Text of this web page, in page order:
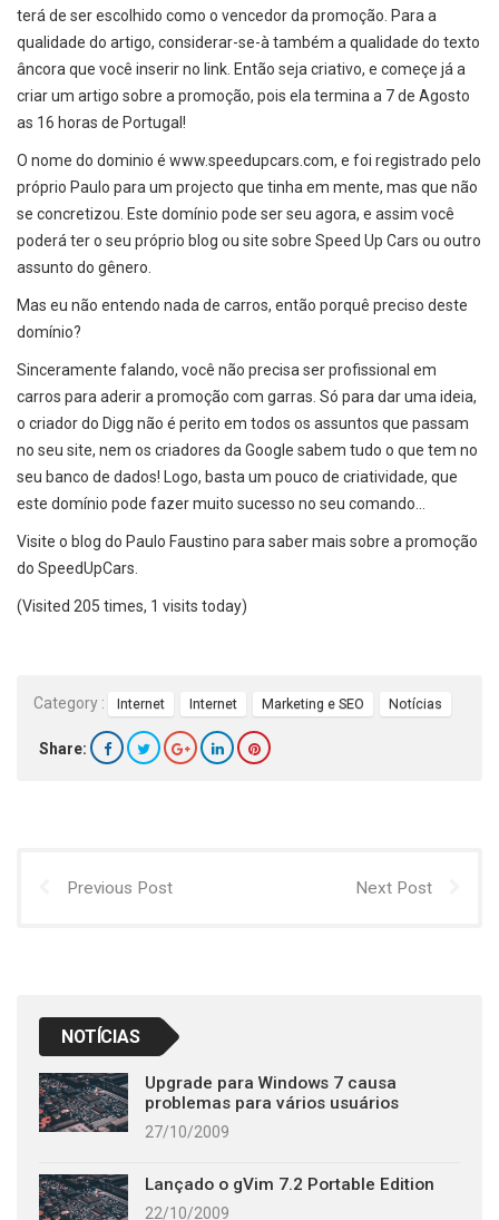
terá de ser escolhido como o vencedor da promoção. Para a
qualidade do artigo, considerar-se-à também a qualidade do texto
âncora que você inserir no link. Então seja criativo, e começe já a
criar um artigo sobre a promoção, pois ela termina a 7 de Agosto
as 16 horas de Portugal!
O nome do dominio é www.speedupcars.com, e foi registrado pelo
próprio Paulo para um projecto que tinha em mente, mas que não
se concretizou. Este domínio pode ser seu agora, e assim você
poderá ter o seu próprio blog ou site sobre Speed Up Cars ou outro
assunto do gênero.
Mas eu não entendo nada de carros, então porquê preciso deste
domínio?
Sinceramente falando, você não precisa ser profissional em
carros para aderir a promoção com garras. Só para dar uma ideia,
o criador do Digg não é perito em todos os assuntos que passam
no seu site, nem os criadores da Google sabem tudo o que tem no
seu banco de dados! Logo, basta um pouco de criatividade, que
este domínio pode fazer muito sucesso no seu comando…
Visite o blog do Paulo Faustino para saber mais sobre a promoção
do SpeedUpCars.
(Visited 205 times, 1 visits today)
Category : Internet Internet Marketing e SEO Notícias
Share:
Previous Post Next Post
NOTÍCIAS
Upgrade para Windows 7 causa
problemas para vários usuários
27/10/2009
Lançado o gVim 7.2 Portable Edition
22/10/2009